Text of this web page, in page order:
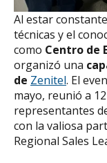
Al estar
técnicas y el
como Centro de
organizó una
de Zenitel. El
mayo, reunió a
representantes
con la valiosa
Regional Sales